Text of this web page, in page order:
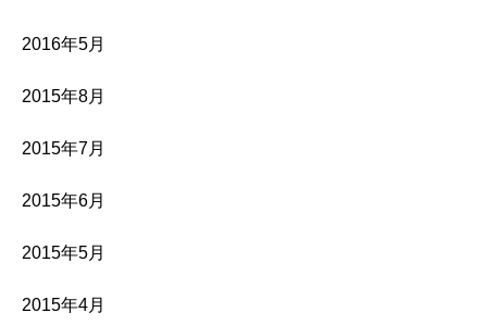
2016年5月
2015年8月
2015年7月
2015年6月
2015年5月
2015年4月